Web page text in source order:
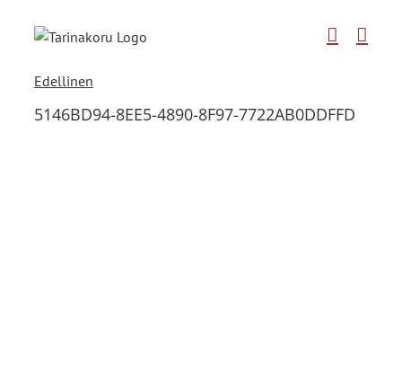
Edellinen
5146BD94-8EE5-4890-8F97-7722AB0DDFFD